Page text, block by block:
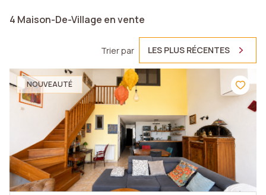
4 Maison-De-Village en vente
Trier par LES PLUS RÉCENTES
NOUVEAUTÉ